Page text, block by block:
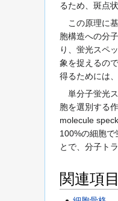
るため、斑点
この原理に基
胞構造への分
り、蛍光スペ
象を捉えるの
得るためには
単分子蛍光ス
胞を選別する
molecule
100%の細胞で
とで、分子ト
関連項目